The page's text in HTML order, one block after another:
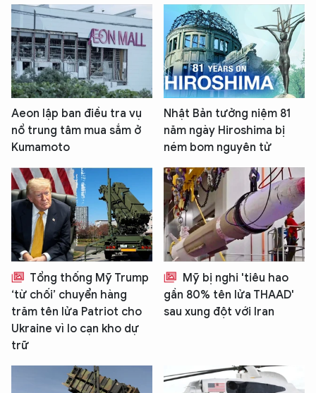
Aeon lập ban điều tra vụ
nổ trung tâm mua sắm ở
Kumamoto
Nhật Bản tưởng niệm 81
năm ngày Hiroshima bị
ném bom nguyên tử
Tổng thống Mỹ Trump
‘từ chối’ chuyển hàng
trăm tên lửa Patriot cho
Ukraine vì lo cạn kho dự
trữ
Mỹ bị nghi 'tiêu hao
gần 80% tên lửa THAAD'
sau xung đột với Iran